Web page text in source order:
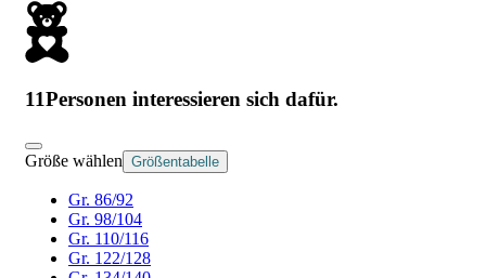
11Personen interessieren sich dafür.
Größe wählen Größentabelle
Gr. 86/92
Gr. 98/104
Gr. 110/116
Gr. 122/128